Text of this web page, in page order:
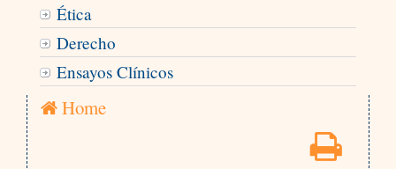
Ética
Derecho
Ensayos Clínicos
Home